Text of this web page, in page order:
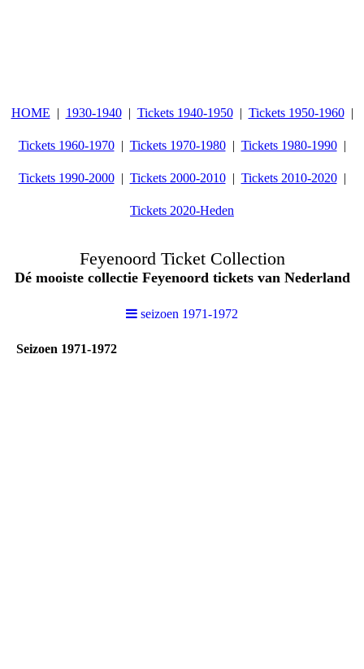
HOME 1930-1940 Tickets 1940-1950 Tickets 1950-1960
Tickets 1960-1970 Tickets 1970-1980 Tickets 1980-1990
Tickets 1990-2000 Tickets 2000-2010 Tickets 2010-2020
Tickets 2020-Heden
Feyenoord Ticket Collection
Dé mooiste collectie Feyenoord tickets van Nederland
seizoen 1971-1972
Seizoen 1971-1972